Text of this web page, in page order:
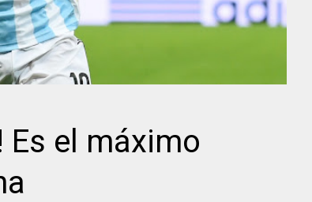
Es el máximo